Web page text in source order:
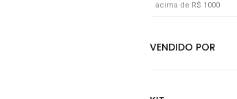
acima de R$ 1000